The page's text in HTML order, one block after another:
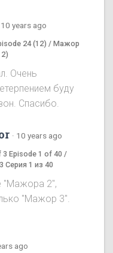
10 years ago
24 (12) / Мажор
Очень
буду
Спасибо.
· 10 years ago
Episode 1 of 40 /
Серия 1 из 40
"Мажора 2",
"Мажор 3".
ago